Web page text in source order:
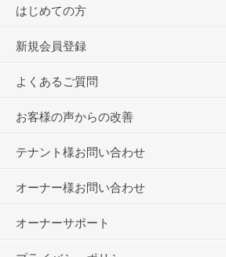
はじめての方
新規会員登録
よくあるご質問
お客様の声からの改善
テナント様お問い合わせ
オーナー様お問い合わせ
オーナーサポート